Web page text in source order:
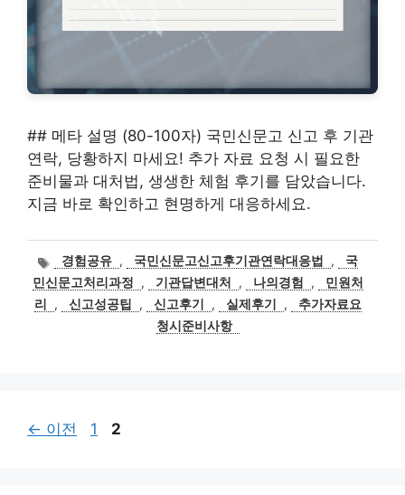
## 메타 설명 (80-100자) 국민신문고 신고 후 기관
연락, 당황하지 마세요! 추가 자료 요청 시 필요한
준비물과 대처법, 생생한 체험 후기를 담았습니다.
지금 바로 확인하고 현명하게 대응하세요.
태
그
경험공유 , 국민신문고신고후기관연락대응법 ,
국
민신문고처리과정
, 기관답변대처 , 나의경험 ,
민원처
리
, 신고성공팁 , 신고후기 , 실제후기 ,
추가자료요
청시준비사항
← 이전
페
1
페
2